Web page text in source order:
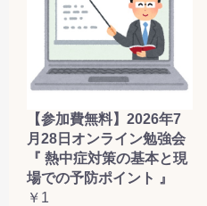
【参加費無料】2026年7
月28日オンライン勉強会
『 熱中症対策の基本と現
場での予防ポイント 』
￥1